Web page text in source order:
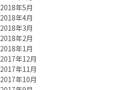
2018年5月
2018年4月
2018年3月
2018年2月
2018年1月
2017年12月
2017年11月
2017年10月